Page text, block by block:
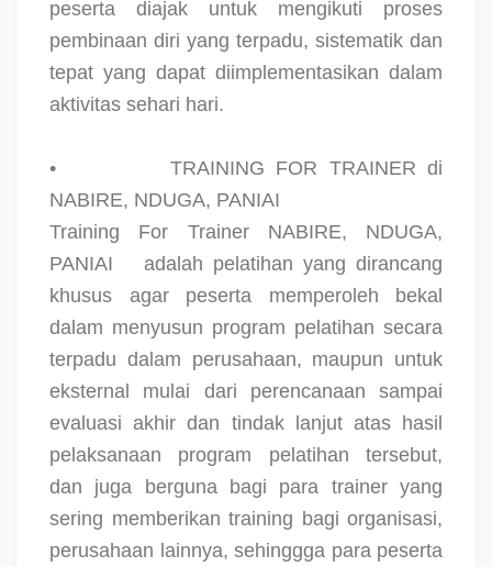
peserta diajak untuk mengikuti proses
pembinaan diri yang terpadu, sistematik dan
tepat yang dapat diimplementasikan dalam
aktivitas sehari hari.
•
TRAINING FOR TRAINER di
NABIRE, NDUGA, PANIAI
Training For Trainer NABIRE, NDUGA,
PANIAI
adalah pelatihan yang dirancang
khusus agar peserta memperoleh bekal
dalam menyusun program pelatihan secara
terpadu dalam perusahaan, maupun untuk
eksternal mulai dari perencanaan sampai
evaluasi akhir dan tindak lanjut atas hasil
pelaksanaan program pelatihan tersebut,
dan juga berguna bagi para trainer yang
sering memberikan training bagi organisasi,
perusahaan lainnya, sehinggga para peserta